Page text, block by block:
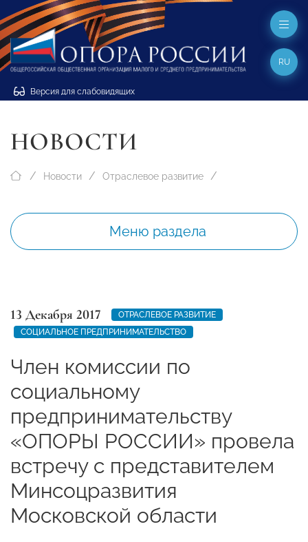
Версия для слабовидящих
RU
НОВОСТИ
Новости Отраслевое развитие
Меню раздела
13 Декабря 2017
ОТРАСЛЕВОЕ РАЗВИТИЕ
СОЦИАЛЬНОЕ ПРЕДПРИНИМАТЕЛЬСТВО
Член комиссии по
социальному
предпринимательству
«ОПОРЫ РОССИИ» провела
встречу с представителем
Минсоцразвития
Московской области